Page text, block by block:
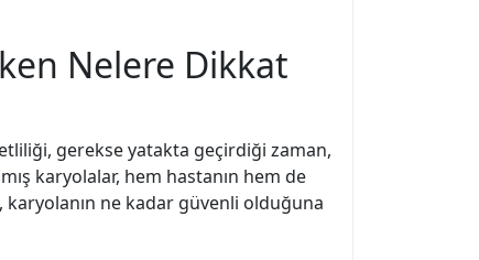
Nelere Dikkat
gerekse yatakta geçirdiği zaman,
karyolalar, hem hastanın hem de
karyolanın ne kadar güvenli olduğuna